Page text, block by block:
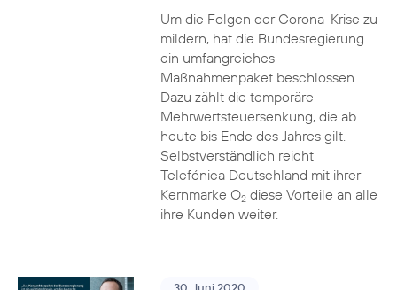
Um die Folgen der Corona-Krise zu
mildern, hat die Bundesregierung
ein umfangreiches
Maßnahmenpaket beschlossen.
Dazu zählt die temporäre
Mehrwertsteuersenkung, die ab
heute bis Ende des Jahres gilt.
Selbstverständlich reicht
Telefónica Deutschland mit ihrer
Kernmarke O2diese Vorteile an alle
ihre Kunden weiter.